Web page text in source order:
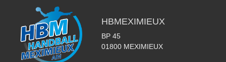
HBMEXIMIEUX
BP 45
01800 MEXIMIEUX